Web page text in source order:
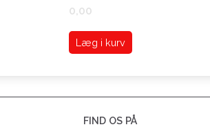
0,00
Læg i kurv
FIND OS PÅ